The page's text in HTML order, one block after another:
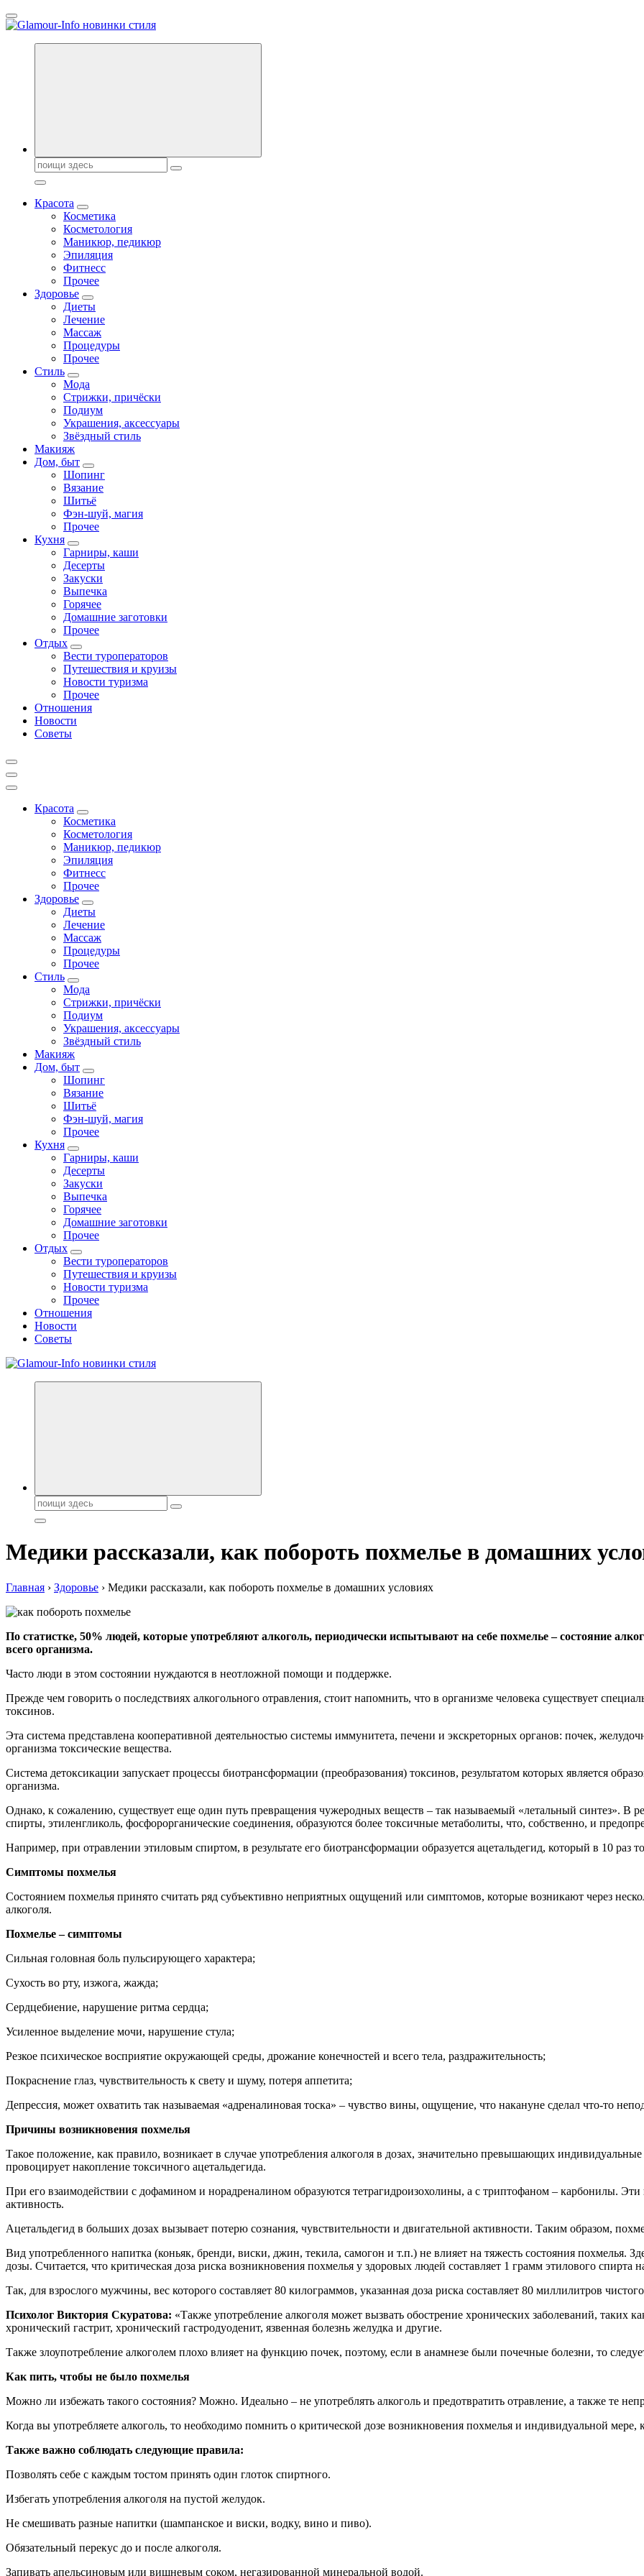
Перейти
к
Секреты молодости, красоты и долголетия. Гламурный журнал Всё для женщин
Поиск:
Красота
Косметика
Косметология
Маникюр, педикюр
Эпиляция
Фитнесс
Прочее
Здоровье
Диеты
Лечение
Массаж
Процедуры
Прочее
Стиль
Мода
Стрижки, причёски
Подиум
Украшения, аксессуары
Звёздный стиль
Макияж
Дом, быт
Шопинг
Вязание
Шитьё
Фэн-шуй, магия
Прочее
Кухня
Гарниры, каши
Десерты
Закуски
Выпечка
Горячее
Домашние заготовки
Прочее
Отдых
Вести туроператоров
Путешествия и круизы
Новости туризма
Прочее
Отношения
Новости
Советы
Красота
Косметика
Косметология
Маникюр, педикюр
Эпиляция
Фитнесс
Прочее
Здоровье
Диеты
Лечение
Массаж
Процедуры
Прочее
Стиль
Мода
Стрижки, причёски
Подиум
Украшения, аксессуары
Звёздный стиль
Макияж
Дом, быт
Шопинг
Вязание
Шитьё
Фэн-шуй, магия
Прочее
Кухня
Гарниры, каши
Десерты
Закуски
Выпечка
Горячее
Домашние заготовки
Прочее
Отдых
Вести туроператоров
Путешествия и круизы
Новости туризма
Прочее
Отношения
Новости
Советы
Секреты молодости, красоты и долголетия. Гламурный журнал Всё для женщин
Поиск:
Медики рассказали, как побороть похмелье в домашних
Главная › Здоровье › Медики рассказали, как побороть похмелье в домашних условиях
По статистке, 50% людей, которые употребляют алкоголь, периодически испытывают на себе похмелье – состояние
всего организма.
Часто люди в этом состоянии нуждаются в неотложной помощи и поддержке.
Прежде чем говорить о последствиях алкогольного отравления, стоит напомнить, что в организме человека существует
токсинов.
Эта система представлена ​​кооперативной деятельностью системы иммунитета, печени и экскреторных органов: почек,
организма токсические вещества.
Система детоксикации запускает процессы биотрансформации (преобразования) токсинов, результатом которых является
организма.
Однако, к сожалению, существует еще один путь превращения чужеродных веществ – так называемый «летальный синтез». В
спирты, этиленгликоль, фосфорорганические соединения, образуются более токсичные метаболиты, что, собственно, и
Например, при отравлении этиловым спиртом, в результате его биотрансформации образуется ацетальдегид, который в 10 раз
Симптомы похмелья
Состоянием похмелья принято считать ряд субъективно неприятных ощущений или симптомов, которые возникают через
алкоголя.
Похмелье – симптомы
Сильная головная боль пульсирующего характера;
Сухость во рту, изжога, жажда;
Сердцебиение, нарушение ритма сердца;
Усиленное выделение мочи, нарушение стула;
Резкое психическое восприятие окружающей среды, дрожание конечностей и всего тела, раздражительность;
Покраснение глаз, чувствительность к свету и шуму, потеря аппетита;
Депрессия, может охватить так называемая «адреналиновая тоска» – чувство вины, ощущение, что накануне сделал что-то
Причины возникновения похмелья
Такое положение, как правило, возникает в случае употребления алкоголя в дозах, значительно превышающих
провоцирует накопление токсичного ацетальдегида.
При его взаимодействии с дофамином и норадреналином образуются тетрагидроизохолины, а с триптофаном – карбонилы.
активность.
Ацетальдегид в больших дозах вызывает потерю сознания, чувствительности и двигательной активности. Таким образом,
Вид употребленного напитка (коньяк, бренди, виски, джин, текила, самогон и т.п.) не влияет на тяжесть состояния похмелья.
дозы. Считается, что критическая доза риска возникновения похмелья у здоровых людей составляет 1 грамм этилового спирта
Так, для взрослого мужчины, вес которого составляет 80 килограммов, указанная доза риска составляет 80 миллилитров
Психолог Виктория Скуратова: «Также употребление алкоголя может вызвать обострение хронических заболеваний, таких
хронический гастрит, хронический гастродуоденит, язвенная болезнь желудка и другие.
Также злоупотребление алкоголем плохо влияет на функцию почек, поэтому, если в анамнезе были почечные болезни, то
Как пить, чтобы не было похмелья
Можно ли избежать такого состояния? Можно. Идеально – не употреблять алкоголь и предотвратить отравление, а также те
Когда вы употребляете алкоголь, то необходимо помнить о критической дозе возникновения похмелья и индивидуальной мере,
Также важно соблюдать следующие правила:
Позволять себе с каждым тостом принять один глоток спиртного.
Избегать употребления алкоголя на пустой желудок.
Не смешивать разные напитки (шампанское и виски, водку, вино и пиво).
Обязательный перекус до и после алкоголя.
Запивать апельсиновым или вишневым соком, негазированной минеральной водой.